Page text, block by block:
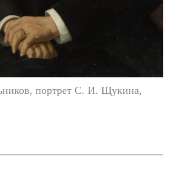
портрет С. И. Щукина,